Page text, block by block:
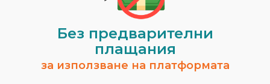
Без предварителни
плащания
за използване на платформата